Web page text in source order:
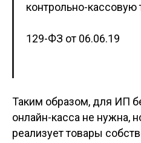
контрольно-кассовую
129-ФЗ от 06.06.19
Таким образом, для ИП
онлайн-касса не нужна,
реализует товары